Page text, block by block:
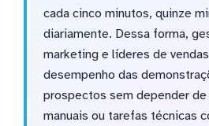
cada cinco minutos, quinze
diariamente. Dessa forma,
marketing e líderes de
desempenho das
prospectos sem depender
manuais ou tarefas técnicas